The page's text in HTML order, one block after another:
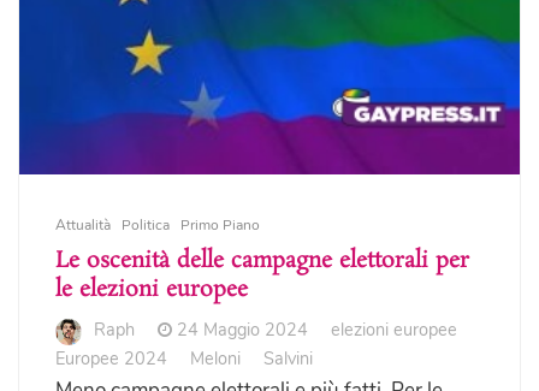
Attualità Politica Primo Piano
Le oscenità delle campagne elettorali per
le elezioni europee
Raph 24 Maggio 2024
elezioni europee
Europee 2024
Meloni Salvini